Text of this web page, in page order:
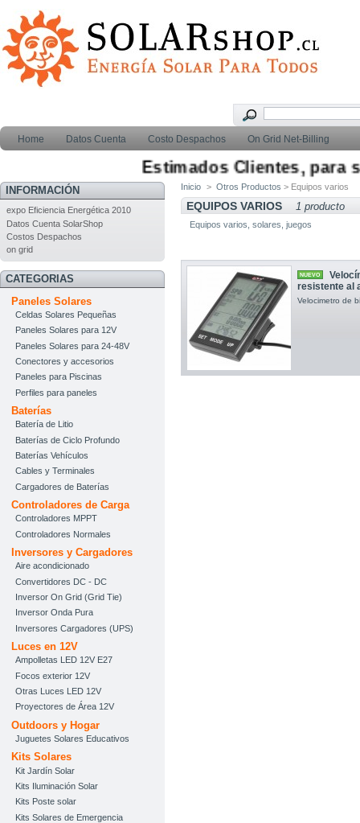
Home Datos Cuenta Costo Despachos On Grid Net-Billing
Estimados Clientes, para
INFORMACIÓN
expo Eficiencia Energética 2010
Datos Cuenta SolarShop
Costos Despachos
on grid
CATEGORIAS
Paneles Solares
Celdas Solares Pequeñas
Paneles Solares para 12V
Paneles Solares para 24-48V
Conectores y accesorios
Paneles para Piscinas
Perfiles para paneles
Baterías
Batería de Litio
Baterías de Ciclo Profundo
Baterías Vehículos
Cables y Terminales
Cargadores de Baterías
Controladores de Carga
Controladores MPPT
Controladores Normales
Inversores y Cargadores
Aire acondicionado
Convertidores DC - DC
Inversor On Grid (Grid Tie)
Inversor Onda Pura
Inversores Cargadores (UPS)
Luces en 12V
Ampolletas LED 12V E27
Focos exterior 12V
Otras Luces LED 12V
Proyectores de Área 12V
Outdoors y Hogar
Juguetes Solares Educativos
Kits Solares
Kit Jardín Solar
Kits Iluminación Solar
Kits Poste solar
Kits Solares de Emergencia
Inicio > Otros Productos > Equipos varios
EQUIPOS VARIOS 1 producto
Equipos varios, solares, juegos
NUEVO
resistente al
Velocimetro de